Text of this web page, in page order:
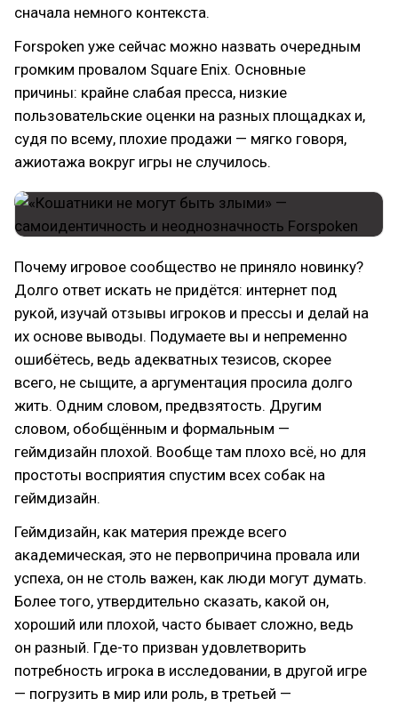
сначала немного контекста.
Forspoken уже сейчас можно назвать очередным
громким провалом Square Enix. Основные
причины: крайне слабая пресса, низкие
пользовательские оценки на разных площадках и,
судя по всему, плохие продажи — мягко говоря,
ажиотажа вокруг игры не случилось.
Почему игровое сообщество не приняло новинку?
Долго ответ искать не придётся: интернет под
рукой, изучай отзывы игроков и прессы и делай на
их основе выводы. Подумаете вы и непременно
ошибётесь, ведь адекватных тезисов, скорее
всего, не сыщите, а аргументация просила долго
жить. Одним словом, предвзятость. Другим
словом, обобщённым и формальным —
геймдизайн плохой. Вообще там плохо всё, но для
простоты восприятия спустим всех собак на
геймдизайн.
Геймдизайн, как материя прежде всего
академическая, это не первопричина провала или
успеха, он не столь важен, как люди могут думать.
Более того, утвердительно сказать, какой он,
хороший или плохой, часто бывает сложно, ведь
он разный. Где-то призван удовлетворить
потребность игрока в исследовании, в другой игре
— погрузить в мир или роль, в третьей —